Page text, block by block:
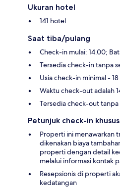
Ukuran hotel
141 hotel
Saat tiba/pulang
Check-in mulai: 14.00;
Tersedia check-in tanpa
Usia check-in minimal - 18
Waktu check-out adalah
Tersedia check-out
Petunjuk check-in khusus
Properti ini menawarkan
dikenakan biaya
properti dengan detail
melalui informasi kontak
Resepsionis di properti
kedatangan